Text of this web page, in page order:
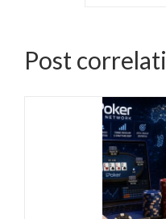
Post correlati